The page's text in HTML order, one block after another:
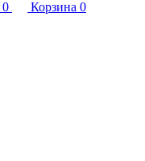
0 Корзина 0